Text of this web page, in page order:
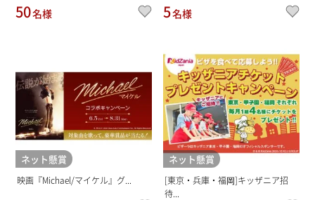
50名様 5名様
ネット懸賞
映画『Michael/マイケル』グ...
ネット懸賞
[東京・兵庫・福岡]キッザニア招
待...